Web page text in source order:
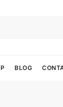
BLOG